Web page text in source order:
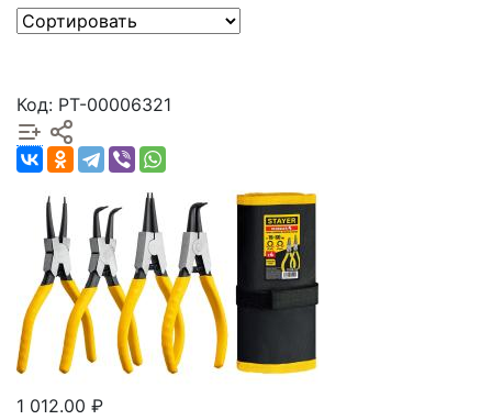
Код: РТ-00006321
1 012.00 ₽